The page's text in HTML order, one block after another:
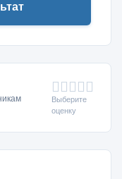
Выберите
оценку